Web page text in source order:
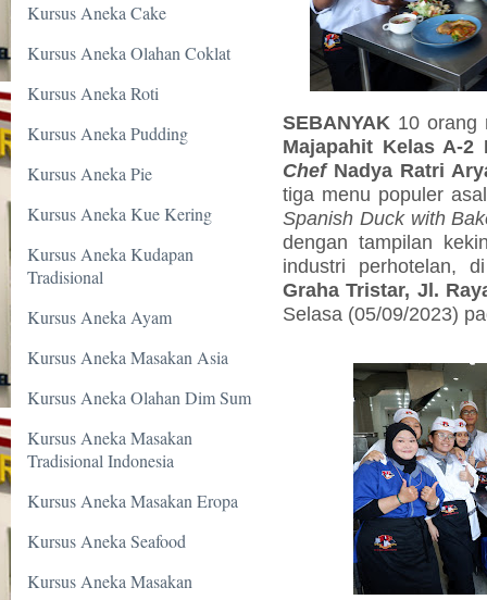
Kursus Aneka Cake
Kursus Aneka Olahan Coklat
Kursus Aneka Roti
Kursus Aneka Pudding
Kursus Aneka Pie
Kursus Aneka Kue Kering
Kursus Aneka Kudapan
Tradisional
Kursus Aneka Ayam
Kursus Aneka Masakan Asia
Kursus Aneka Olahan Dim Sum
Kursus Aneka Masakan
Tradisional Indonesia
Kursus Aneka Masakan Eropa
Kursus Aneka Seafood
Kursus Aneka Masakan
SEBANYAK 10 orang
Majapahit Kelas A-2
Chef Nadya Ratri
tiga menu populer
Spanish Duck with
dengan tampilan
industri perhotelan,
Graha Tristar, Jl.
Selasa (05/09/2023)